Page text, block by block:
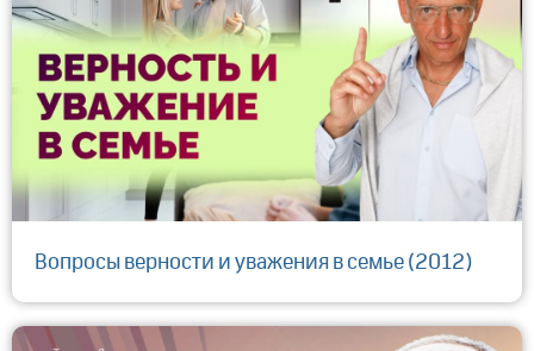
Вопросы верности и уважения в семье (2012)